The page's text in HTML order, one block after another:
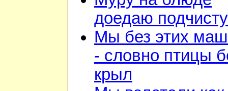
доедаю
Мы без этих
- словно птицы
крыл